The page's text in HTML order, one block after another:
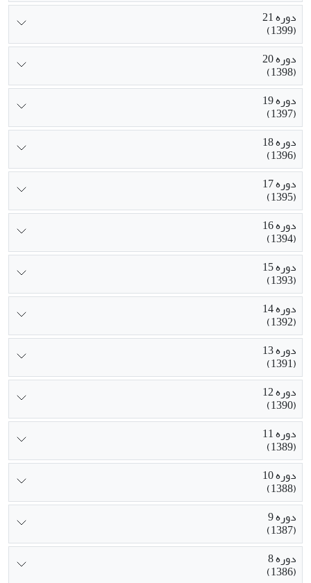
دوره 21
(1399)
دوره 20
(1398)
دوره 19
(1397)
دوره 18
(1396)
دوره 17
(1395)
دوره 16
(1394)
دوره 15
(1393)
دوره 14
(1392)
دوره 13
(1391)
دوره 12
(1390)
دوره 11
(1389)
دوره 10
(1388)
دوره 9
(1387)
دوره 8
(1386)